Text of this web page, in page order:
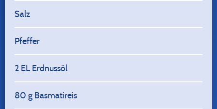
Salz
Pfeffer
2 EL Erdnussöl
80 g Basmatireis